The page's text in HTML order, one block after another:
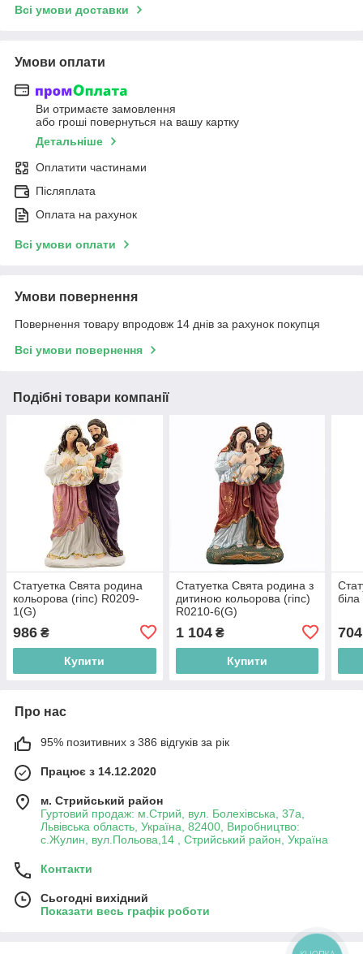
Всі умови доставки
Умови оплати
Ви отримаєте замовлення
або гроші повернуться на вашу картку
Детальніше
Оплатити частинами
Післяплата
Оплата на рахунок
Всі умови оплати
Умови повернення
Повернення товару впродовж 14 днів за рахунок покупця
Всі умови повернення
Подібні товари компанії
Статуетка Свята родина
кольорова (гіпс) R0209-
1(G)
986 ₴
Купити
Статуетка Свята родина з
дитиною кольорова (гіпс)
R0210-6(G)
1 104₴
Купити
704
Про нас
95% позитивних з 386 відгуків за рік
Працює з 14.12.2020
м. Стрийський район
Гуртовий продаж: м.Стрий, вул. Болехівська, 37а,
Львівська область, Україна, 82400, Виробництво:
с.Жулин, вул.Польова,14 , Стрийський район, Україна
Контакти
Сьогодні вихідний
Показати весь графік роботи